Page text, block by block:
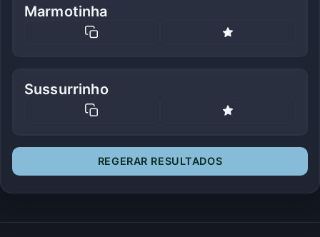
Marmotinha
Sussurrinho
REGERAR RESULTADOS